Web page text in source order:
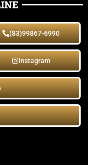
(83)99867-6990
Instagram